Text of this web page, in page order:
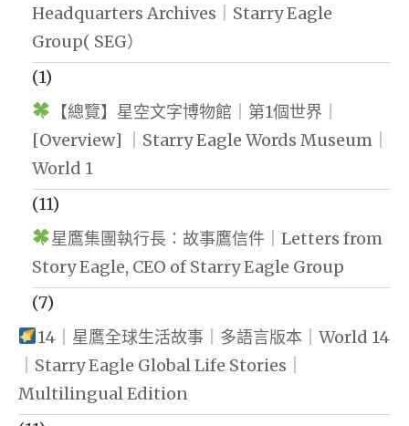
Headquarters Archives｜Starry Eagle
Group( SEG）
(1)
【總覽】星空文字博物館｜第1個世界｜
[Overview] ｜Starry Eagle Words Museum｜
World 1
(11)
星鷹集團執行長：故事鷹信件｜Letters from
Story Eagle, CEO of Starry Eagle Group
(7)
14｜星鷹全球生活故事｜多語言版本｜World 14
｜Starry Eagle Global Life Stories｜
Multilingual Edition